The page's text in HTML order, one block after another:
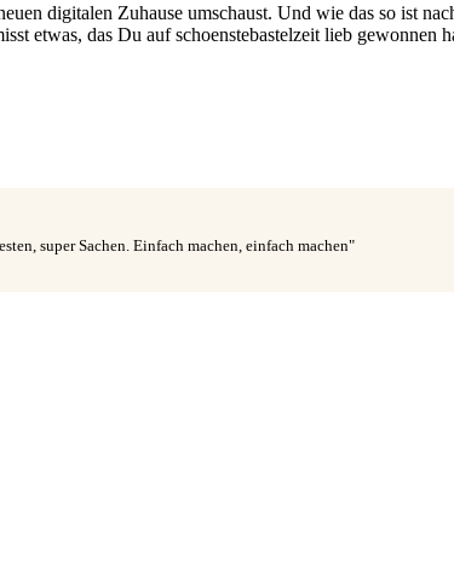
digitalen Zuhause umschaust. Und wie das so ist
etwas, das Du auf schoenstebastelzeit lieb
super Sachen. Einfach machen, einfach machen"